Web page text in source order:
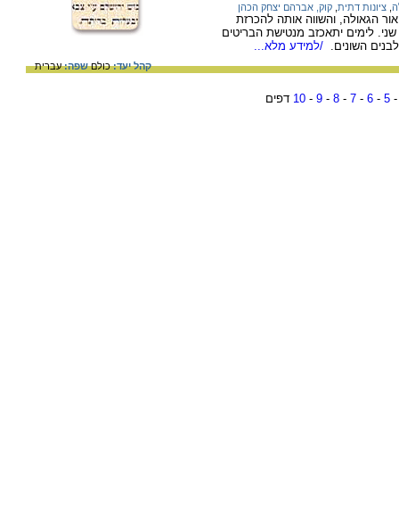
ציונות דתית קוק, אברהם יצחק הכהן
הגאולה, והשווה אותה להכרזת
לימים יתאכזב מנטישת הבריטים
השונים.
/למידע מלא...
קהל יעד:כולםשפה:עברית
5
-
6
-
7
-
8
-
9
-
10 דפים